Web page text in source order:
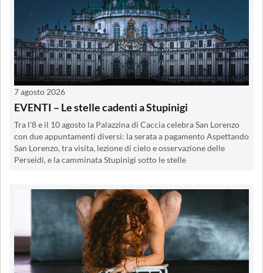
7 agosto 2026
EVENTI – Le stelle cadenti a Stupinigi
Tra l'8 e il 10 agosto la Palazzina di Caccia celebra San Lorenzo
con due appuntamenti diversi: la serata a pagamento Aspettando
San Lorenzo, tra visita, lezione di cielo e osservazione delle
Perseidi, e la camminata Stupinigi sotto le stelle